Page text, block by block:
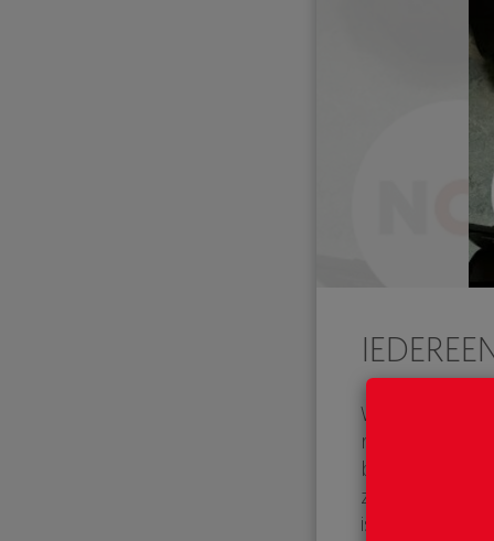
Wist je dat je
reanimeren
begint het te
zijn dat je het
is. Als het